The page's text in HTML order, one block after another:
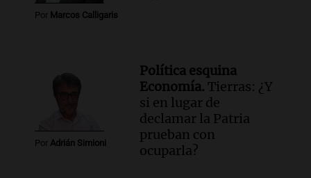
Por Marcos Calligaris
Por Adrián Simioni
Política esquina
Economía. Tierras: ¿Y
si en lugar de
declamar la Patria
prueban con
ocuparla?